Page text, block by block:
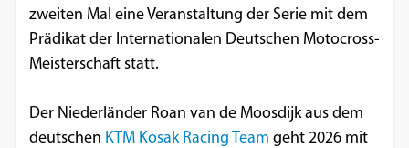
zweiten Mal eine Veranstaltung der Serie mit dem
Prädikat der Internationalen Deutschen Motocross-
Meisterschaft statt.
Der Niederländer Roan van de Moosdijk aus dem
deutschen KTM Kosak Racing Team geht 2026 mit